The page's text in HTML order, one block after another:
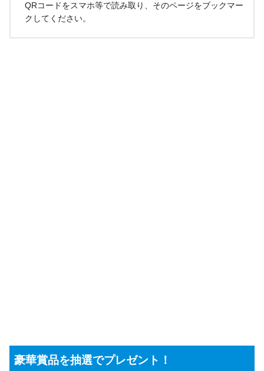
QRコードをスマホ等で読み取り、そのページをブックマー
クしてください。
豪華賞品を抽選でプレゼント！